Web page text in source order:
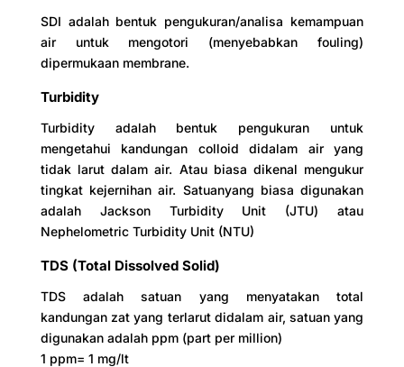
SDI adalah bentuk pengukuran/analisa kemampuan
air untuk mengotori (menyebabkan fouling)
dipermukaan membrane.
Turbidity
Turbidity adalah bentuk pengukuran untuk
mengetahui kandungan colloid didalam air yang
tidak larut dalam air. Atau biasa dikenal mengukur
tingkat kejernihan air. Satuanyang biasa digunakan
adalah Jackson Turbidity Unit (JTU) atau
Nephelometric Turbidity Unit (NTU)
TDS (Total Dissolved Solid)
TDS adalah satuan yang menyatakan total
kandungan zat yang terlarut didalam air, satuan yang
digunakan adalah ppm (part per million)
1 ppm= 1 mg/lt